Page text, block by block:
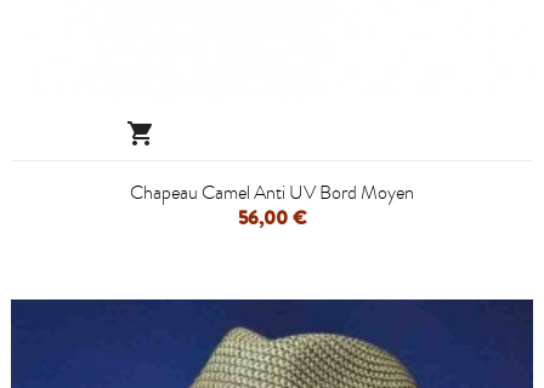

Chapeau Camel Anti UV Bord Moyen
56,00 €